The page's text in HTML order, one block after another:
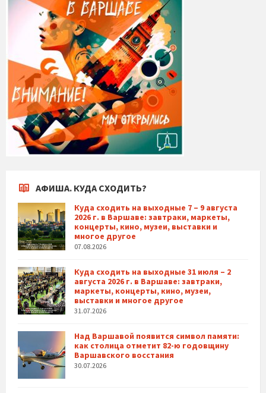
АФИША. КУДА СХОДИТЬ?
Куда сходить на выходные 7 – 9 августа
2026 г. в Варшаве: завтраки, маркеты,
концерты, кино, музеи, выставки и
многое другое
07.08.2026
Куда сходить на выходные 31 июля – 2
августа 2026 г. в Варшаве: завтраки,
маркеты, концерты, кино, музеи,
выставки и многое другое
31.07.2026
Над Варшавой появится символ памяти:
как столица отметит 82-ю годовщину
Варшавского восстания
30.07.2026